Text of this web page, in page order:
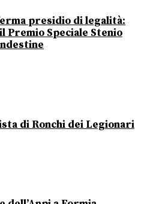
presidio di legalità:
Premio Speciale Stenio
di Ronchi dei Legionari